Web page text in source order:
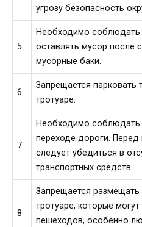
угрозу безопасность
5
Необходимо соблюдать
оставлять мусор после
мусорные баки.
6
Запрещается парковать
тротуаре.
7
Необходимо соблюдать
переходе дороги.
следует убедиться в
транспортных средств.
8
Запрещается
тротуаре, которые
пешеходов, особенно